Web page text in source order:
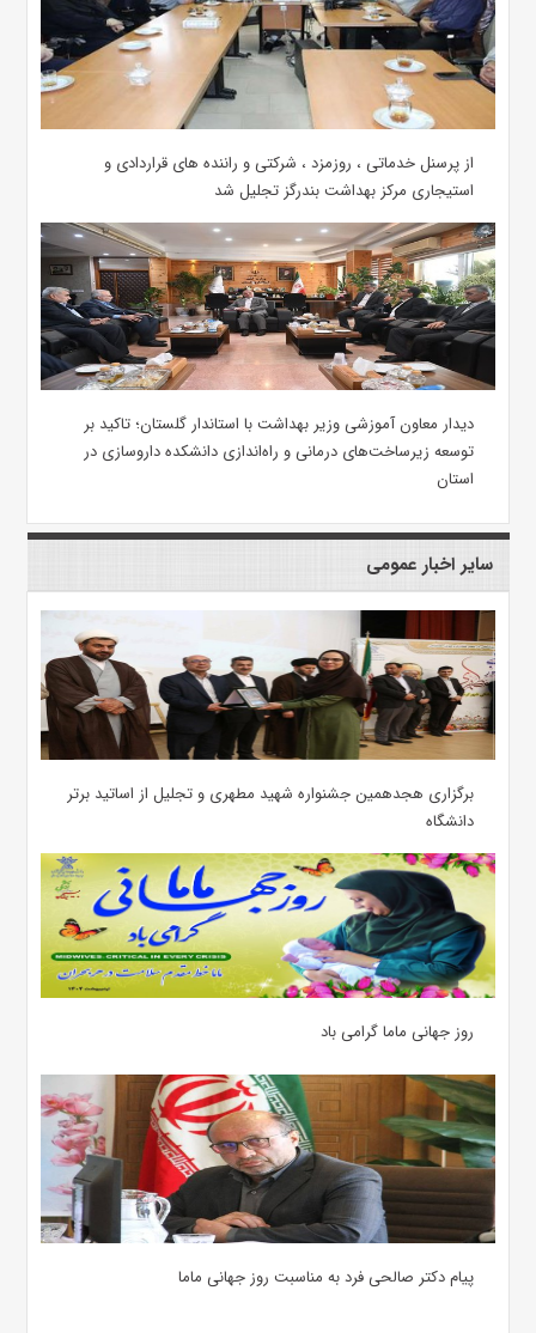
از پرسنل خدماتی ، روزمزد ، شرکتی و راننده های قراردادی و
استیجاری مرکز بهداشت بندرگز تجلیل شد
دیدار معاون آموزشی وزیر بهداشت با استاندار گلستان؛ تاکید بر
توسعه زیرساخت‌های درمانی و راه‌اندازی دانشکده داروسازی در
استان
سایر اخبار عمومی
برگزاری هجدهمین جشنواره شهید مطهری و تجلیل از اساتید برتر
دانشگاه
روز جهانی ماما گرامی باد
پیام دکتر صالحی فرد به مناسبت روز جهانی ماما